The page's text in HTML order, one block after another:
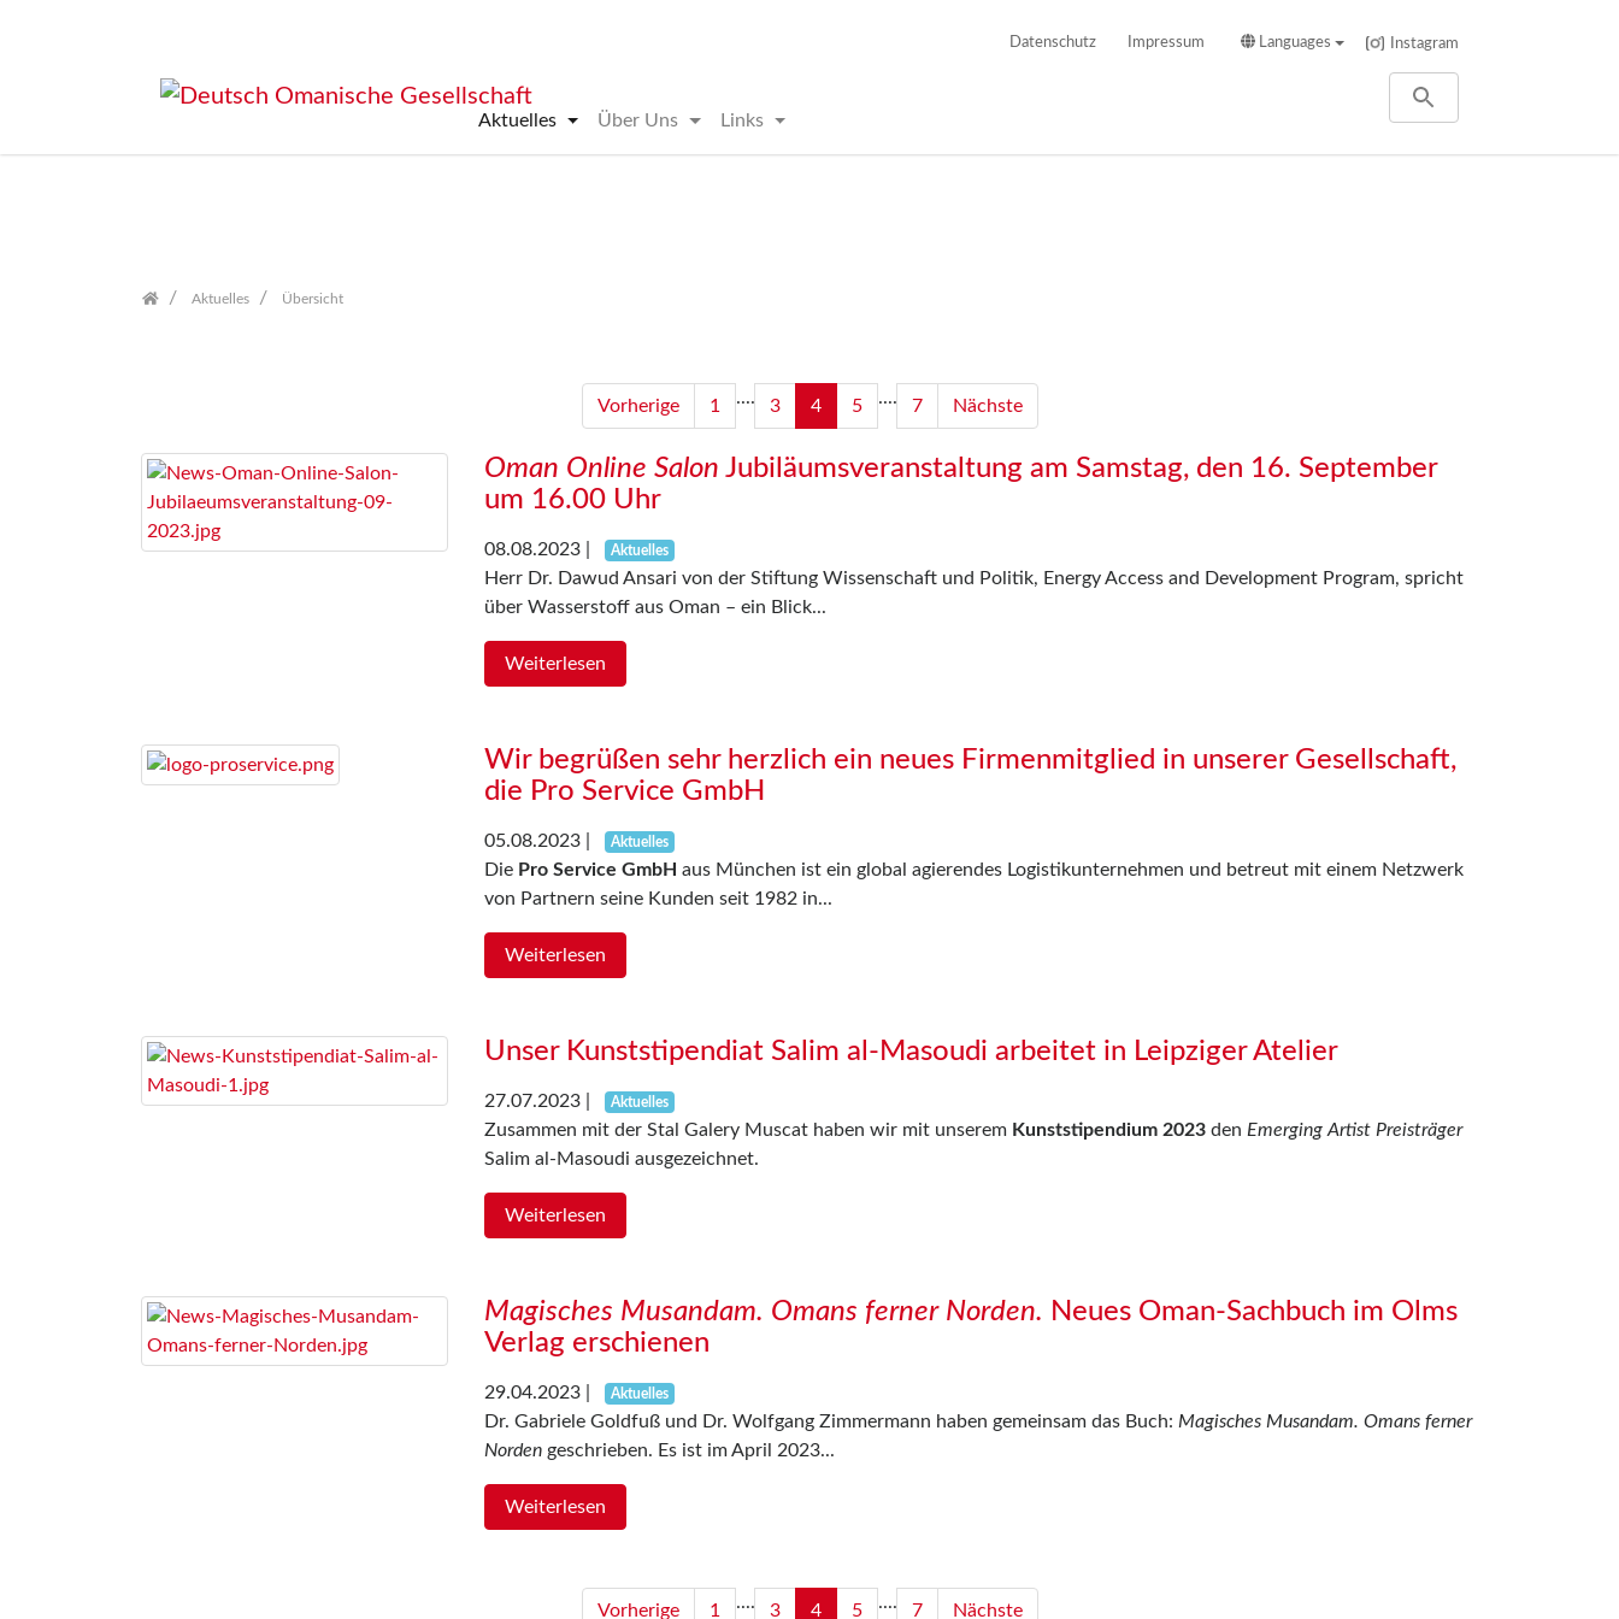
Inhalt
Instagram
Languages
Datenschutz Impressum
Aktuelles Über Uns Links
Aktuelles Übersicht
Vorherige 1 .... 3 4 5 .... 7 Nächste
Oman Online Salon Jubiläumsveranstaltung am Samstag, den 16. September
um 16.00 Uhr
08.08.2023 Aktuelles
Herr Dr. Dawud Ansari von der Stiftung Wissenschaft und Politik, Energy Access and Development Program, spricht
über Wasserstoff aus Oman – ein Blick...
Weiterlesen
Wir begrüßen sehr herzlich ein neues Firmenmitglied in unserer Gesellschaft,
die Pro Service GmbH
05.08.2023 Aktuelles
Die Pro Service GmbH aus München ist ein global agierendes Logistikunternehmen und betreut mit einem Netzwerk
von Partnern seine Kunden seit 1982 in...
Weiterlesen
Unser Kunststipendiat Salim al-Masoudi arbeitet in Leipziger Atelier
27.07.2023 Aktuelles
Zusammen mit der Stal Galery Muscat haben wir mit unserem Kunststipendium 2023 den Emerging Artist Preisträger
Salim al-Masoudi ausgezeichnet.
Weiterlesen
Magisches Musandam. Omans ferner Norden. Neues Oman-Sachbuch im Olms
Verlag erschienen
29.04.2023 Aktuelles
Dr. Gabriele Goldfuß und Dr. Wolfgang Zimmermann haben gemeinsam das Buch: Magisches Musandam. Omans ferner
Norden geschrieben. Es ist im April 2023...
Weiterlesen
Vorherige 1 .... 3 4 5 .... 7 Nächste